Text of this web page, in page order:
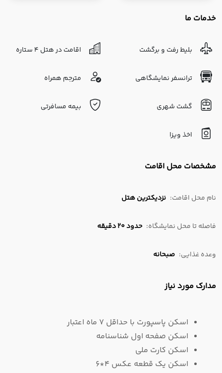
خدمات ما
بلیط رفت و برگشت اقامت در هتل 4 ستاره
ترانسفر نمایشگاهی مترجم همراه
گشت شهری بیمه مسافرتی
اخذ ویزا
مشخصات محل اقامت
نام محل اقامت: نزدیکترین هتل
فاصله تا محل نمایشگاه: حدود 20 دقیقه
وعده غذایی: صبحانه
مدارک مورد نیاز
اسکن پاسپورت با حداقل 7 ماه اعتبار
اسکن صفحه اول شناسنامه
اسکن کارت ملی
اسکن یک قطعه عکس 4*6